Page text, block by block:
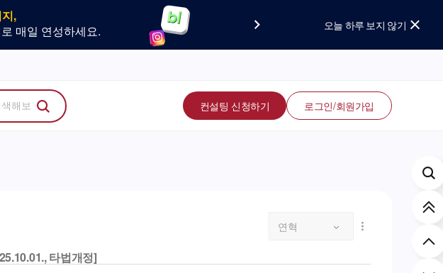
,
매일 연성하세요.
스레터로 한번에 받아보세요!
,
로 사전등록 신청하기
의 브랜드를 보여주세요! 오늘 하루 보지 않기
컨설팅 신청하기 로그인/회원가입
연혁
타법개정]